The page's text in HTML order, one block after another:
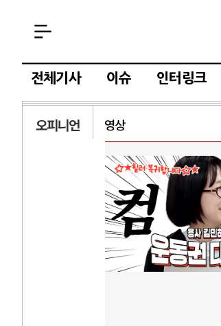
전체기사 이슈 인터링크
오피니언 영상